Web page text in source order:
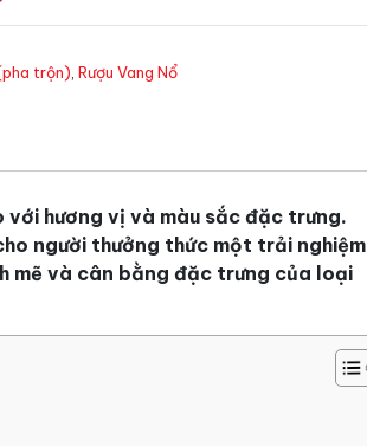
trộn) Rượu Vang Nổ
hương vị và màu sắc đặc trưng.
người thưởng thức một trải nghiệm
mẽ và cân bằng đặc trưng của loại